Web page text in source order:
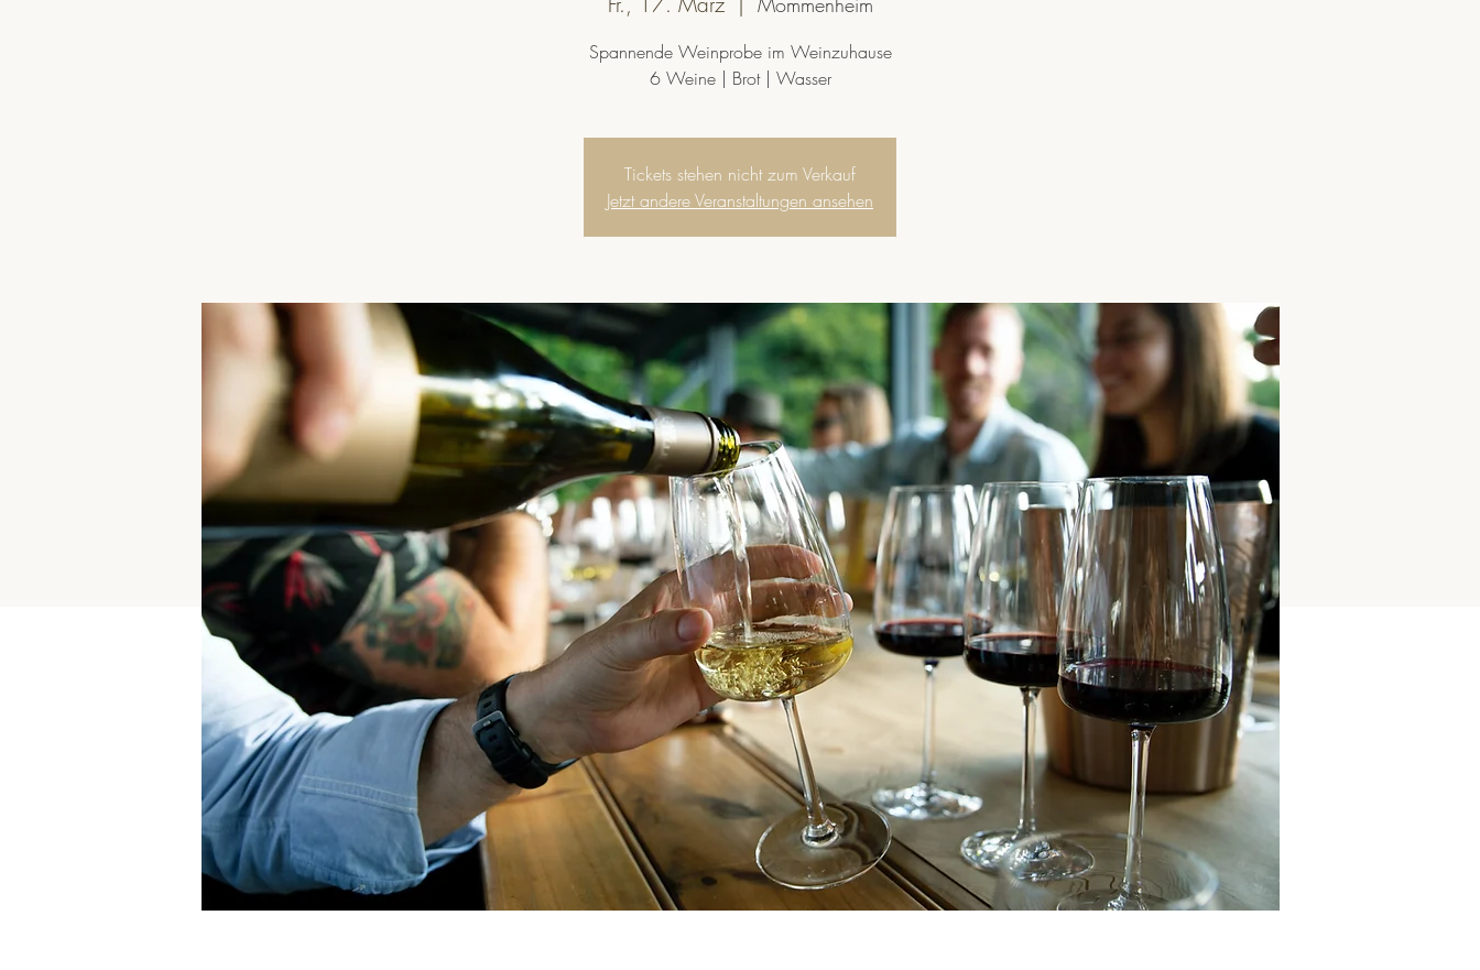
Spannende Weinprobe im Weinzuhause
6 Weine | Brot | Wasser
Tickets stehen nicht zum Verkauf
Jetzt andere Veranstaltungen ansehen